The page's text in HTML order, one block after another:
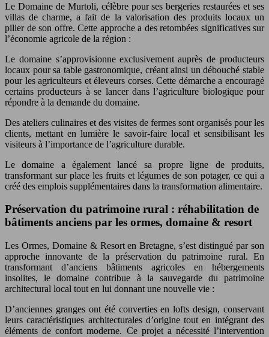
Le Domaine de Murtoli, célèbre pour ses bergeries restaurées et ses
villas de charme, a fait de la valorisation des produits locaux un
pilier de son offre. Cette approche a des retombées significatives sur
l’économie agricole de la région :
Le domaine s’approvisionne exclusivement auprès de producteurs
locaux pour sa table gastronomique, créant ainsi un débouché stable
pour les agriculteurs et éleveurs corses. Cette démarche a encouragé
certains producteurs à se lancer dans l’agriculture biologique pour
répondre à la demande du domaine.
Des ateliers culinaires et des visites de fermes sont organisés pour les
clients, mettant en lumière le savoir-faire local et sensibilisant les
visiteurs à l’importance de l’agriculture durable.
Le domaine a également lancé sa propre ligne de produits,
transformant sur place les fruits et légumes de son potager, ce qui a
créé des emplois supplémentaires dans la transformation alimentaire.
Préservation du patrimoine rural : réhabilitation de
bâtiments anciens par les ormes, domaine & resort
Les Ormes, Domaine & Resort en Bretagne, s’est distingué par son
approche innovante de la préservation du patrimoine rural. En
transformant d’anciens bâtiments agricoles en hébergements
insolites, le domaine contribue à la sauvegarde du patrimoine
architectural local tout en lui donnant une nouvelle vie :
D’anciennes granges ont été converties en lofts design, conservant
leurs caractéristiques architecturales d’origine tout en intégrant des
éléments de confort moderne. Ce projet a nécessité l’intervention